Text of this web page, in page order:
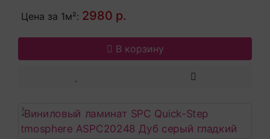
Цена за 1м²: 2980 р.
В корзину